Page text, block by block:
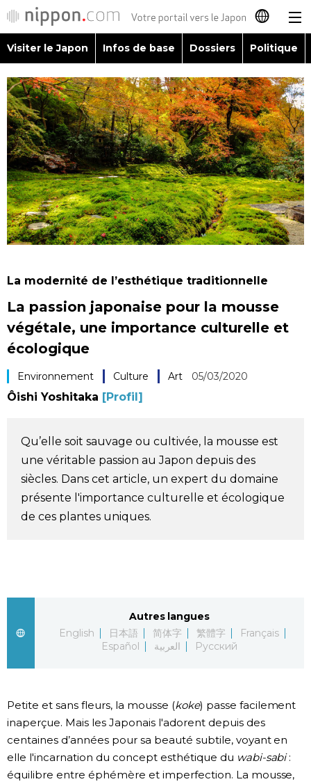
日本語
English
简体字
繁體字
Español
العربية
Visiter le Japon
Infos de base
Dossiers
Société
Culture
Le japonais
En plus
Vidéos
Tokyo
Visiter le Japon Infos de base Dossiers Politique
La modernité de l’esthétique traditionnelle
La passion japonaise pour la mousse
végétale, une importance culturelle et
écologique
Environnement Culture Art 05/03/2020
Ôishi Yoshitaka [Profil]
Qu’elle soit sauvage ou cultivée, la mousse est
une véritable passion au Japon depuis des
siècles. Dans cet article, un expert du domaine
présente l'importance culturelle et écologique
de ces plantes uniques.
Autres langues
English
日本語 简体字 繁體字
Français
Español
العربية Русский
Petite et sans fleurs, la mousse (koke) passe facilement
inaperçue. Mais les Japonais l'adorent depuis des
centaines d’années pour sa beauté subtile, voyant en
elle l'incarnation du concept esthétique du wabi-sabi:
équilibre entre éphémère et imperfection. La mousse,